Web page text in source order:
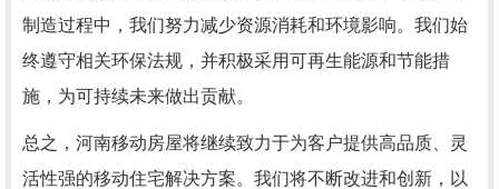
制造过程中，我们努力减少资源消耗和环境影响。我们始
终遵守相关环保法规，并积极采用可再生能源和节能措
施，为可持续未来做出贡献。
总之，河南移动房屋将继续致力于为客户提供高品质、灵
活性强的移动住宅解决方案。我们将不断改进和创新，以